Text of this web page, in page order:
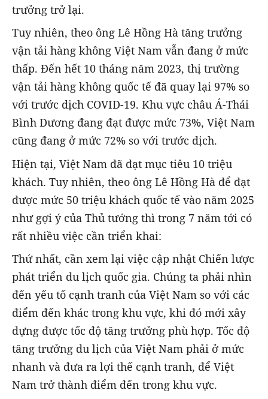
trưởng trở lại.
Tuy nhiên, theo ông Lê Hồng Hà tăng trưởng
vận tải hàng không Việt Nam vẫn đang ở mức
thấp. Đến hết 10 tháng năm 2023, thị trường
vận tải hàng không quốc tế đã quay lại 97% so
với trước dịch COVID-19. Khu vực châu Á-Thái
Bình Dương đang đạt được mức 73%, Việt Nam
cũng đang ở mức 72% so với trước dịch.
Hiện tại, Việt Nam đã đạt mục tiêu 10 triệu
khách. Tuy nhiên, theo ông Lê Hồng Hà để đạt
được mức 50 triệu khách quốc tế vào năm 2025
như gợi ý của Thủ tướng thì trong 7 năm tới có
rất nhiều việc cần triển khai:
Thứ nhất, cần xem lại việc cập nhật Chiến lược
phát triển du lịch quốc gia. Chúng ta phải nhìn
đến yếu tố cạnh tranh của Việt Nam so với các
điểm đến khác trong khu vực, khi đó mới xây
dựng được tốc độ tăng trưởng phù hợp. Tốc độ
tăng trưởng du lịch của Việt Nam phải ở mức
nhanh và đưa ra lợi thế cạnh tranh, để Việt
Nam trở thành điểm đến trong khu vực.